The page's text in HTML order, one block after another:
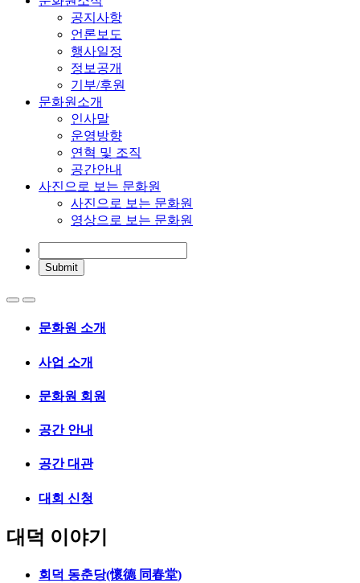
공지사항
언론보도
행사일정
정보공개
기부/후원
문화원소개
인사말
운영방향
연혁 및 조직
공간안내
사진으로 보는 문화원
사진으로 보는 문화원
영상으로 보는 문화원
문화원 소개
사업 소개
문화원 회원
공간 안내
공간 대관
대회 신청
대덕 이야기
회덕 동춘당(懷德 同春堂)